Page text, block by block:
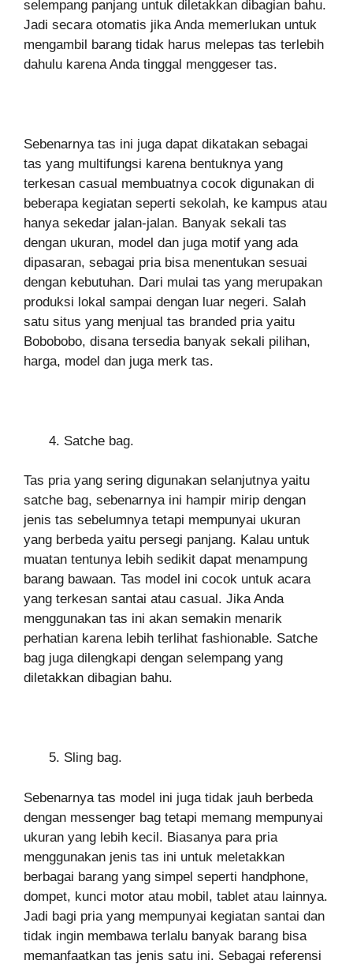
selempang panjang untuk diletakkan dibagian bahu.
Jadi secara otomatis jika Anda memerlukan untuk
mengambil barang tidak harus melepas tas terlebih
dahulu karena Anda tinggal menggeser tas.
Sebenarnya tas ini juga dapat dikatakan sebagai
tas yang multifungsi karena bentuknya yang
terkesan casual membuatnya cocok digunakan di
beberapa kegiatan seperti sekolah, ke kampus atau
hanya sekedar jalan-jalan. Banyak sekali tas
dengan ukuran, model dan juga motif yang ada
dipasaran, sebagai pria bisa menentukan sesuai
dengan kebutuhan. Dari mulai tas yang merupakan
produksi lokal sampai dengan luar negeri. Salah
satu situs yang menjual tas branded pria yaitu
Bobobobo, disana tersedia banyak sekali pilihan,
harga, model dan juga merk tas.
Satche bag.
Tas pria yang sering digunakan selanjutnya yaitu
satche bag, sebenarnya ini hampir mirip dengan
jenis tas sebelumnya tetapi mempunyai ukuran
yang berbeda yaitu persegi panjang. Kalau untuk
muatan tentunya lebih sedikit dapat menampung
barang bawaan. Tas model ini cocok untuk acara
yang terkesan santai atau casual. Jika Anda
menggunakan tas ini akan semakin menarik
perhatian karena lebih terlihat fashionable. Satche
bag juga dilengkapi dengan selempang yang
diletakkan dibagian bahu.
Sling bag.
Sebenarnya tas model ini juga tidak jauh berbeda
dengan messenger bag tetapi memang mempunyai
ukuran yang lebih kecil. Biasanya para pria
menggunakan jenis tas ini untuk meletakkan
berbagai barang yang simpel seperti handphone,
dompet, kunci motor atau mobil, tablet atau lainnya.
Jadi bagi pria yang mempunyai kegiatan santai dan
tidak ingin membawa terlalu banyak barang bisa
memanfaatkan tas jenis satu ini. Sebagai referensi